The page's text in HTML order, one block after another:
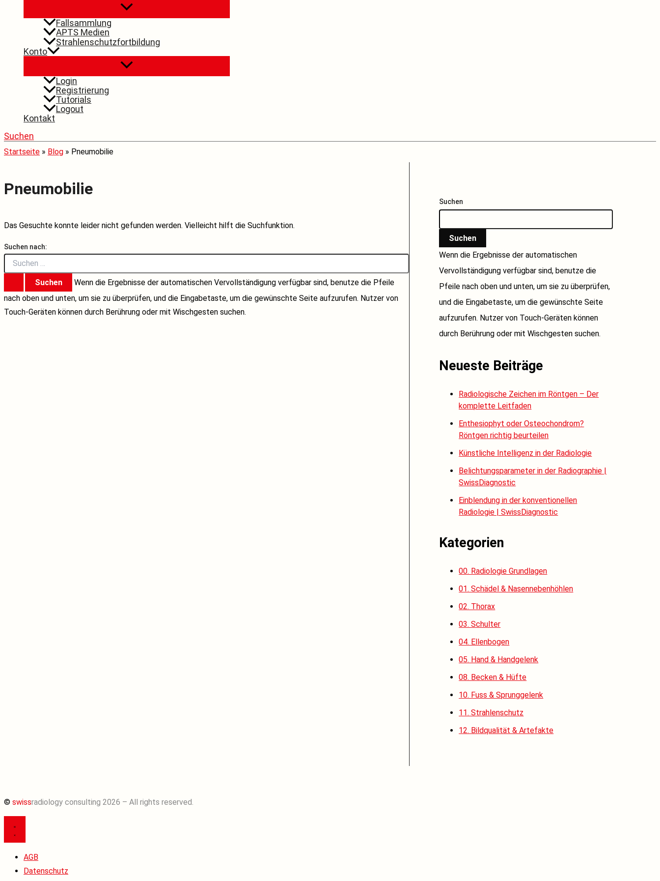
Fallsammlung
APTS Medien
Strahlenschutzfortbildung
Konto
Login
Registrierung
Tutorials
Logout
Kontakt
Suchen
Startseite » Blog » Pneumobilie
Pneumobilie
Das Gesuchte konnte leider nicht gefunden werden. Vielleicht hilft die Suchfunktion.
Suchen nach:
Wenn die Ergebnisse der automatischen Vervollständigung verfügbar sind, benutze die Pfeile
nach oben und unten, um sie zu überprüfen, und die Eingabetaste, um die gewünschte Seite aufzurufen. Nutzer von
Touch-Geräten können durch Berührung oder mit Wischgesten suchen.
Suchen
Suchen
Wenn die Ergebnisse der automatischen
Vervollständigung verfügbar sind, benutze die
Pfeile nach oben und unten, um sie zu überprüfen,
und die Eingabetaste, um die gewünschte Seite
aufzurufen. Nutzer von Touch-Geräten können
durch Berührung oder mit Wischgesten suchen.
Neueste Beiträge
Radiologische Zeichen im Röntgen – Der
komplette Leitfaden
Enthesiophyt oder Osteochondrom?
Röntgen richtig beurteilen
Künstliche Intelligenz in der Radiologie
Belichtungsparameter in der Radiographie |
SwissDiagnostic
Einblendung in der konventionellen
Radiologie | SwissDiagnostic
Kategorien
00. Radiologie Grundlagen
01. Schädel & Nasennebenhöhlen
02. Thorax
03. Schulter
04. Ellenbogen
05. Hand & Handgelenk
08. Becken & Hüfte
10. Fuss & Sprunggelenk
11. Strahlenschutz
12. Bildqualität & Artefakte
© swissradiology consulting 2026 – All rights reserved.
AGB
Datenschutz